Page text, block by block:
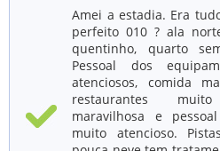
Amei a estadia. Era
perfeito 010 ? ala
quentinho, quarto
Pessoal dos
atenciosos, comida
restaurantes
maravilhosa e
muito atencioso.